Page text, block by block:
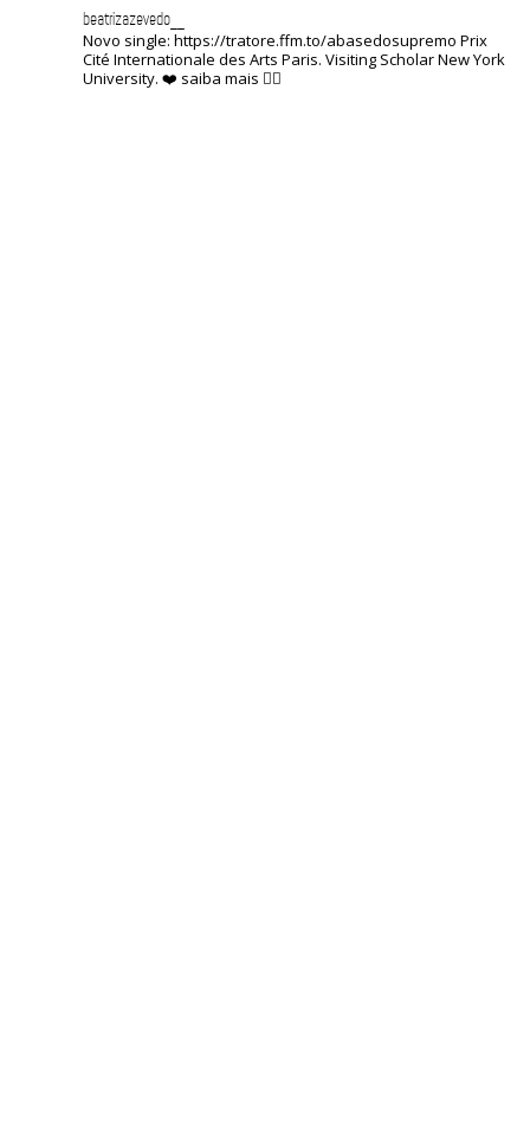
beatrizazevedo__
Novo single: https://tratore.ffm.to/abasedosupremo Prix ​​
Cité Internationale des Arts Paris. Visiting Scholar New York
University. ❤️ saiba mais 👇🏽